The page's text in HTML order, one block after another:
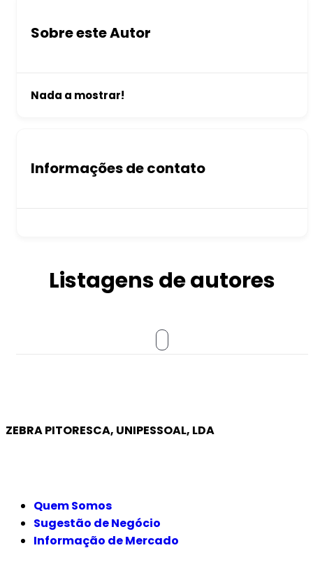
Sobre este Autor
Nada a mostrar!
Informações de contato
Listagens de autores
ZEBRA PITORESCA, UNIPESSOAL, LDA
Quem Somos
Sugestão de Negócio
Informação de Mercado